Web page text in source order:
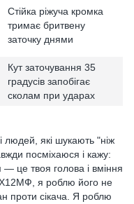
Стійка ріжуча кромка
тримає бритвену
заточку днями
Кут заточування 35
градусів запобігає
сколам при ударах
людей, які шукають "ніж
посміхаюся і кажу:
це твоя голова і вміння
Х12МФ, я роблю його не
проти сікача. Я роблю